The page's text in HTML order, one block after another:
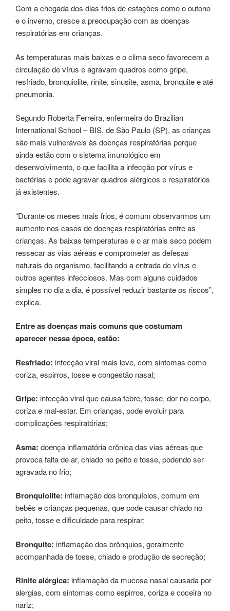
Com a chegada dos dias frios de estações como o outono
e o inverno, cresce a preocupação com as doenças
respiratórias em crianças.
As temperaturas mais baixas e o clima seco favorecem a
circulação de vírus e agravam quadros como gripe,
resfriado, bronquiolite, rinite, sinusite, asma, bronquite e até
pneumonia.
Segundo Roberta Ferreira, enfermeira do Brazilian
International School – BIS, de São Paulo (SP), as crianças
são mais vulneráveis às doenças respiratórias porque
ainda estão com o sistema imunológico em
desenvolvimento, o que facilita a infecção por vírus e
bactérias e pode agravar quadros alérgicos e respiratórios
já existentes.
“Durante os meses mais frios, é comum observarmos um
aumento nos casos de doenças respiratórias entre as
crianças. As baixas temperaturas e o ar mais seco podem
ressecar as vias aéreas e comprometer as defesas
naturais do organismo, facilitando a entrada de vírus e
outros agentes infecciosos. Mas com alguns cuidados
simples no dia a dia, é possível reduzir bastante os riscos”,
explica.
Entre as doenças mais comuns que costumam
aparecer nessa época, estão:
Resfriado: infecção viral mais leve, com sintomas como
coriza, espirros, tosse e congestão nasal;
Gripe: infecção viral que causa febre, tosse, dor no corpo,
coriza e mal-estar. Em crianças, pode evoluir para
complicações respiratórias;
Asma: doença inflamatória crônica das vias aéreas que
provoca falta de ar, chiado no peito e tosse, podendo ser
agravada no frio;
Bronquiolite: inflamação dos bronquíolos, comum em
bebês e crianças pequenas, que pode causar chiado no
peito, tosse e dificuldade para respirar;
Bronquite: inflamação dos brônquios, geralmente
acompanhada de tosse, chiado e produção de secreção;
Rinite alérgica: inflamação da mucosa nasal causada por
alergias, com sintomas como espirros, coriza e coceira no
nariz;